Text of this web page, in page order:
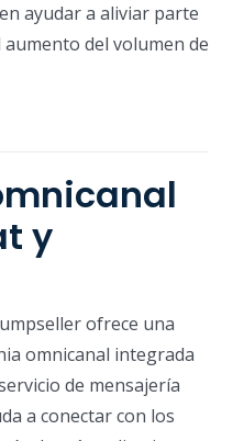
ayudar a aliviar parte
del volumen de
y
ofrece una
omnicanal integrada
de mensajería
a conectar con los